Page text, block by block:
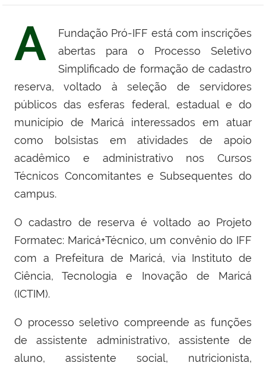
A
Fundação Pró-IFF está com inscrições
abertas para o Processo Seletivo
Simplificado de formação de cadastro
reserva, voltado à seleção de servidores
públicos das esferas federal, estadual e do
município de Maricá interessados em atuar
como bolsistas em atividades de apoio
acadêmico e administrativo nos Cursos
Técnicos Concomitantes e Subsequentes do
campus.
O cadastro de reserva é voltado ao Projeto
Formatec: Maricá+Técnico, um convênio do IFF
com a Prefeitura de Maricá, via Instituto de
Ciência, Tecnologia e Inovação de Maricá
(ICTIM).
O processo seletivo compreende as funções
de assistente administrativo, assistente de
aluno, assistente social, nutricionista,